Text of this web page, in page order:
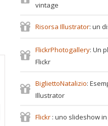
vintage
Risorsa Illustrator: un
FlickrPhotogallery: Un
Flickr
BigliettoNatalizio:
Illustrator
Flickr : uno slideshow